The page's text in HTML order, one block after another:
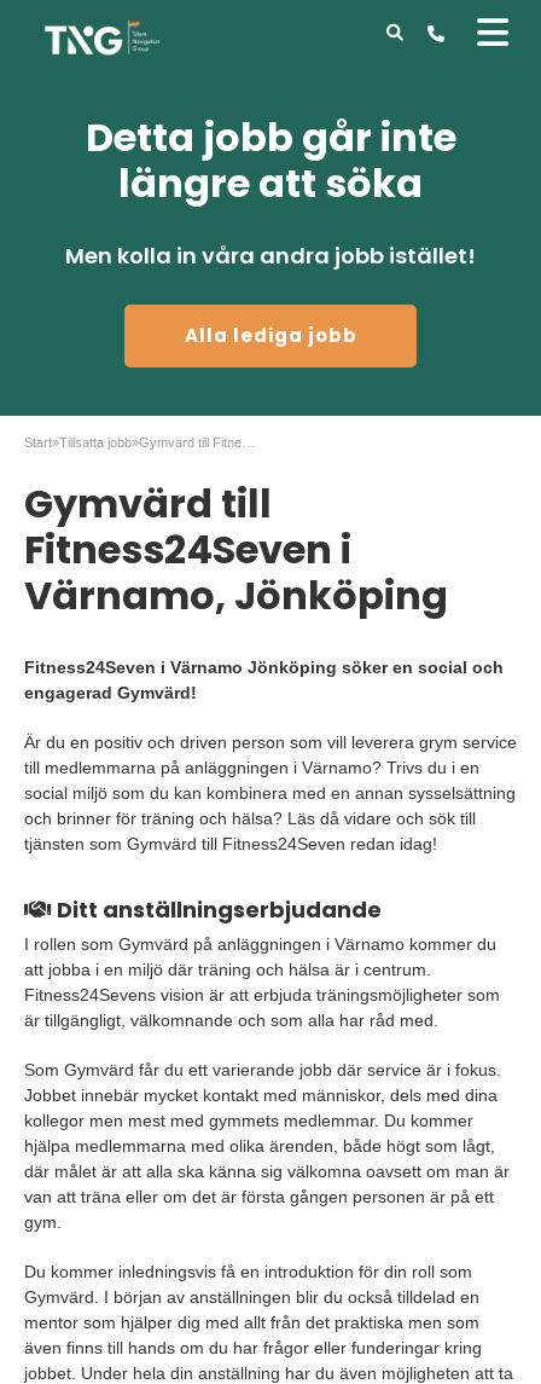
Detta jobb går inte
längre att söka
Men kolla in våra andra jobb istället!
Alla lediga jobb
Start»Tillsatta jobb»
Gymvärd till
Fitness24Seven i
Värnamo, Jönköping
Fitness24Seven i Värnamo Jönköping söker en social och
engagerad Gymvärd!
Är du en positiv och driven person som vill leverera grym service
till medlemmarna på anläggningen i Värnamo? Trivs du i en
social miljö som du kan kombinera med en annan sysselsättning
och brinner för träning och hälsa? Läs då vidare och sök till
tjänsten som Gymvärd till Fitness24Seven redan idag!
Ditt anställningserbjudande
I rollen som Gymvärd på anläggningen i Värnamo kommer du
att jobba i en miljö där träning och hälsa är i centrum.
Fitness24Sevens vision är att erbjuda träningsmöjligheter som
är tillgängligt, välkomnande och som alla har råd med.
Som Gymvärd får du ett varierande jobb där service är i fokus.
Jobbet innebär mycket kontakt med människor, dels med dina
kollegor men mest med gymmets medlemmar. Du kommer
hjälpa medlemmarna med olika ärenden, både högt som lågt,
där målet är att alla ska känna sig välkomna oavsett om man är
van att träna eller om det är första gången personen är på ett
gym.
Du kommer inledningsvis få en introduktion för din roll som
Gymvärd. I början av anställningen blir du också tilldelad en
mentor som hjälper dig med allt från det praktiska men som
även finns till hands om du har frågor eller funderingar kring
jobbet. Under hela din anställning har du även möjligheten att ta